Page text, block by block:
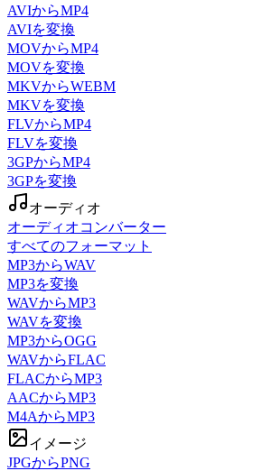
AVIからMP4
AVIを変換
MOVからMP4
MOVを変換
MKVからWEBM
MKVを変換
FLVからMP4
FLVを変換
3GPからMP4
3GPを変換
オーディオ
オーディオコンバーター
すべてのフォーマット
MP3からWAV
MP3を変換
WAVからMP3
WAVを変換
MP3からOGG
WAVからFLAC
FLACからMP3
AACからMP3
M4AからMP3
イメージ
JPGからPNG